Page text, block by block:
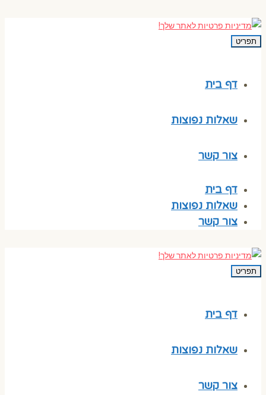
תפריט
דף בית
שאלות נפוצות
צור קשר
דף בית
שאלות נפוצות
צור קשר
תפריט
דף בית
שאלות נפוצות
צור קשר